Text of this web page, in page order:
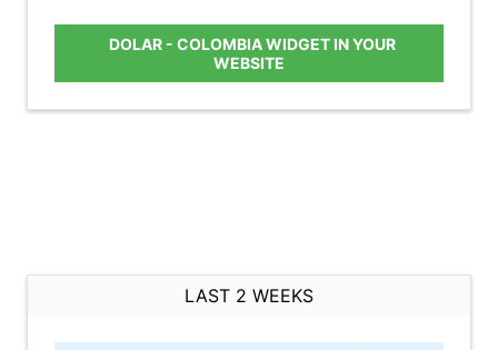
DOLAR - COLOMBIA WIDGET IN YOUR
WEBSITE
LAST 2 WEEKS